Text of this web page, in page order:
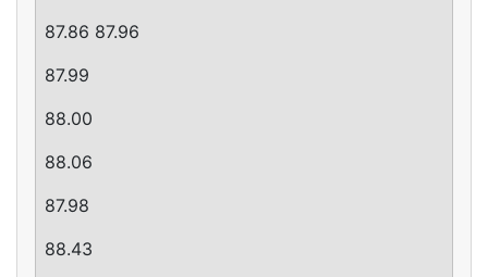
87.86 87.96
87.99
88.00
88.06
87.98
88.43